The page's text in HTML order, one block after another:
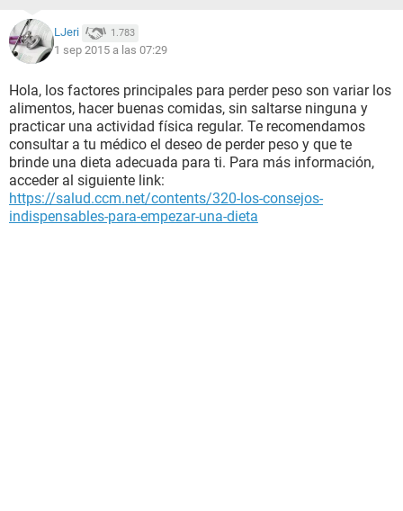
LJeri 1.783
1 sep 2015 a las 07:29
Hola, los factores principales para perder peso son variar los
alimentos, hacer buenas comidas, sin saltarse ninguna y
practicar una actividad física regular. Te recomendamos
consultar a tu médico el deseo de perder peso y que te
brinde una dieta adecuada para ti. Para más información,
acceder al siguiente link:
https://salud.ccm.net/contents/320-los-consejos-
indispensables-para-empezar-una-dieta